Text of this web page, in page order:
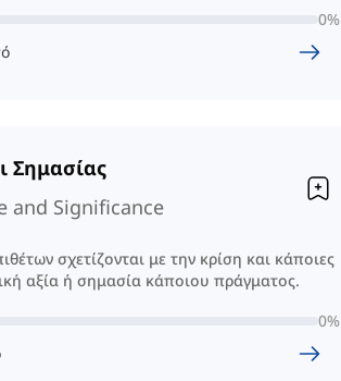
0%
Σημασίας
and Significance
σχετίζονται με την κρίση και κάποιες
αξία ή σημασία κάποιου πράγματος.
0%